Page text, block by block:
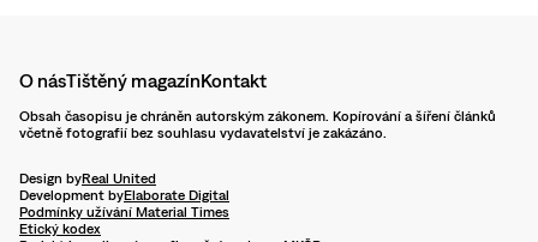
O násTištěný magazínKontakt
Obsah časopisu je chráněn autorským zákonem. Kopírování a šíření článků
včetně fotografií bez souhlasu vydavatelství je zakázáno.
Design byReal United
Development byElaborate Digital
Podmínky užívání Material Times
Etický kodex